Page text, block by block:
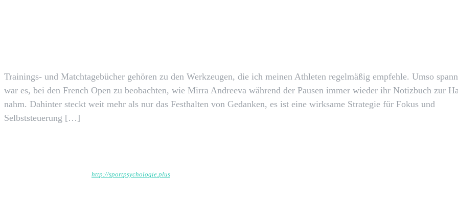
Trainings- und Matchtagebücher gehören zu den Werkzeugen, die ich meinen Athleten regelmäßig empfehle. Umso
war es, bei den French Open zu beobachten, wie Mirra Andreeva während der Pausen immer wieder ihr Notizbuch zur
nahm. Dahinter steckt weit mehr als nur das Festhalten von Gedanken, es ist eine wirksame Strategie für Fokus und
Selbststeuerung […]
http://sportpsychologie.plus